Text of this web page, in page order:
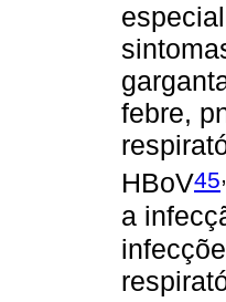
febre,
HBoV45,
a